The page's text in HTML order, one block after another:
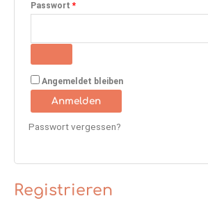
Passwort*
Angemeldet bleiben
Anmelden
Passwort vergessen?
Registrieren